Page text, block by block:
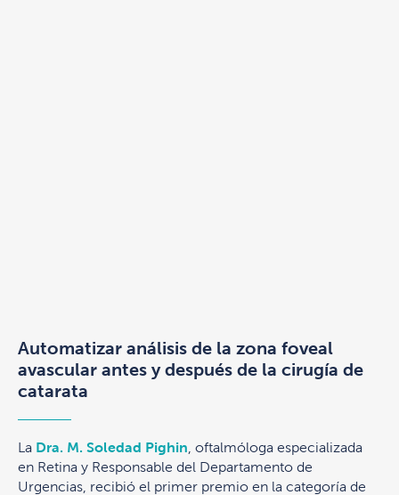
Automatizar análisis de la zona foveal
avascular antes y después de la cirugía de
catarata
La Dra. M. Soledad Pighin , oftalmóloga especializada
en Retina y Responsable del Departamento de
Urgencias, recibió el primer premio en la categoría de